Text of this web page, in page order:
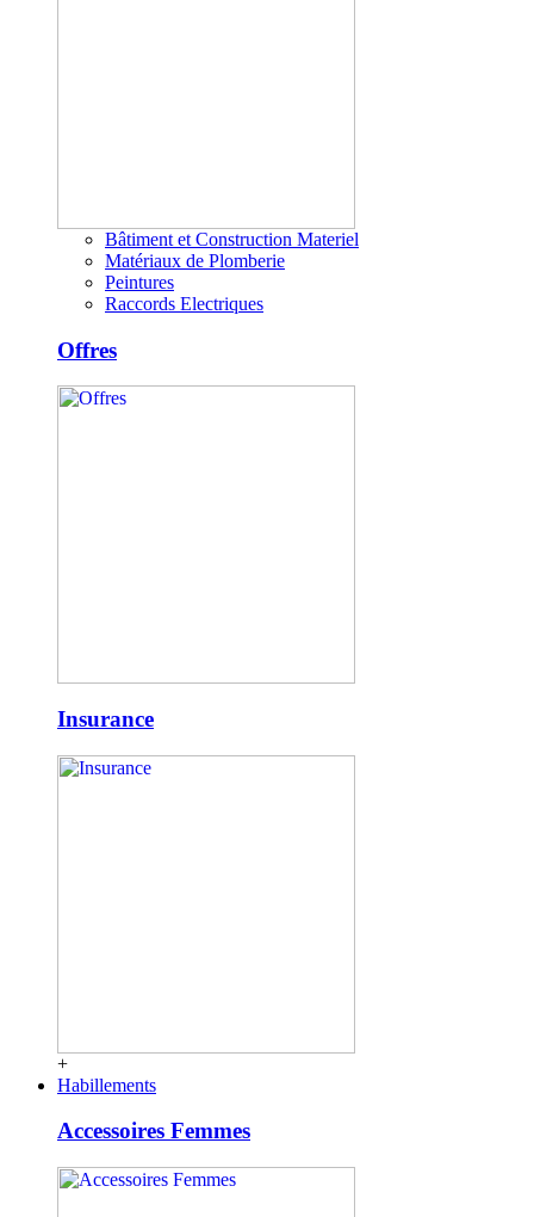
Bâtiment et Construction Materiel
Matériaux de Plomberie
Peintures
Raccords Electriques
Offres
Insurance
+
Habillements
Accessoires Femmes